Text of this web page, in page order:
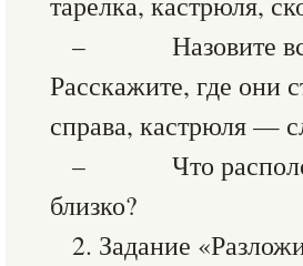
– Назовите все
Расскажите, где они
справа, кастрюля —
– Что
близко?
2. Задание